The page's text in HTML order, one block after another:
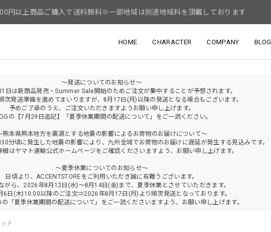
円以上商品ご購入で送料無料※一部地域は別途地域料を頂戴しております
HOME CHARACTER COMPANY BLOG
～発送についてのお知らせ～
日は新商品発売・Summer Sale開始のためご注文が集中することが予想されます。
次発送準備を進めてまいりますが、8月17日(月)以降の発送となる場合もございます。
予めご了承のうえ、ご注文いただきますようお願い申し上げます。
の【7月29日追記】「夏季休業期間の配送について」をご一読ください。
熊本県熊本地方を震源とする地震の影響によるお荷物のお届けについて～
分頃に発生した地震の影響により、九州全域でお荷物のお届けに遅延が発生する見込みです。
細はヤマト運輸公式ホームページをご確認くださいますよう、お願い申し上げます。
～夏季休業についてのお知らせ～
日頃より、ACCENTSTOREをご利用いただき誠に有難うございます。
がら、2026年8月12日(水)～8月14日(金)まで、夏季休業とさせていただきます。
6日(木)10:00以降のご注文⇒2026年8月17日(月)より順次発送となっております。
「夏季休業期間の配送について」をご一読くださいますよう、お願い申し上げます。
ト